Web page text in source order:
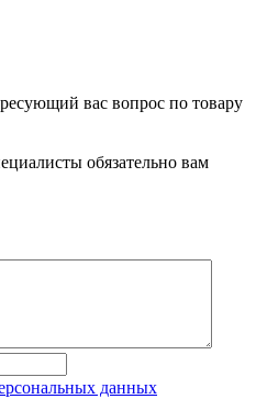
вас вопрос по товару
обязательно вам
данных